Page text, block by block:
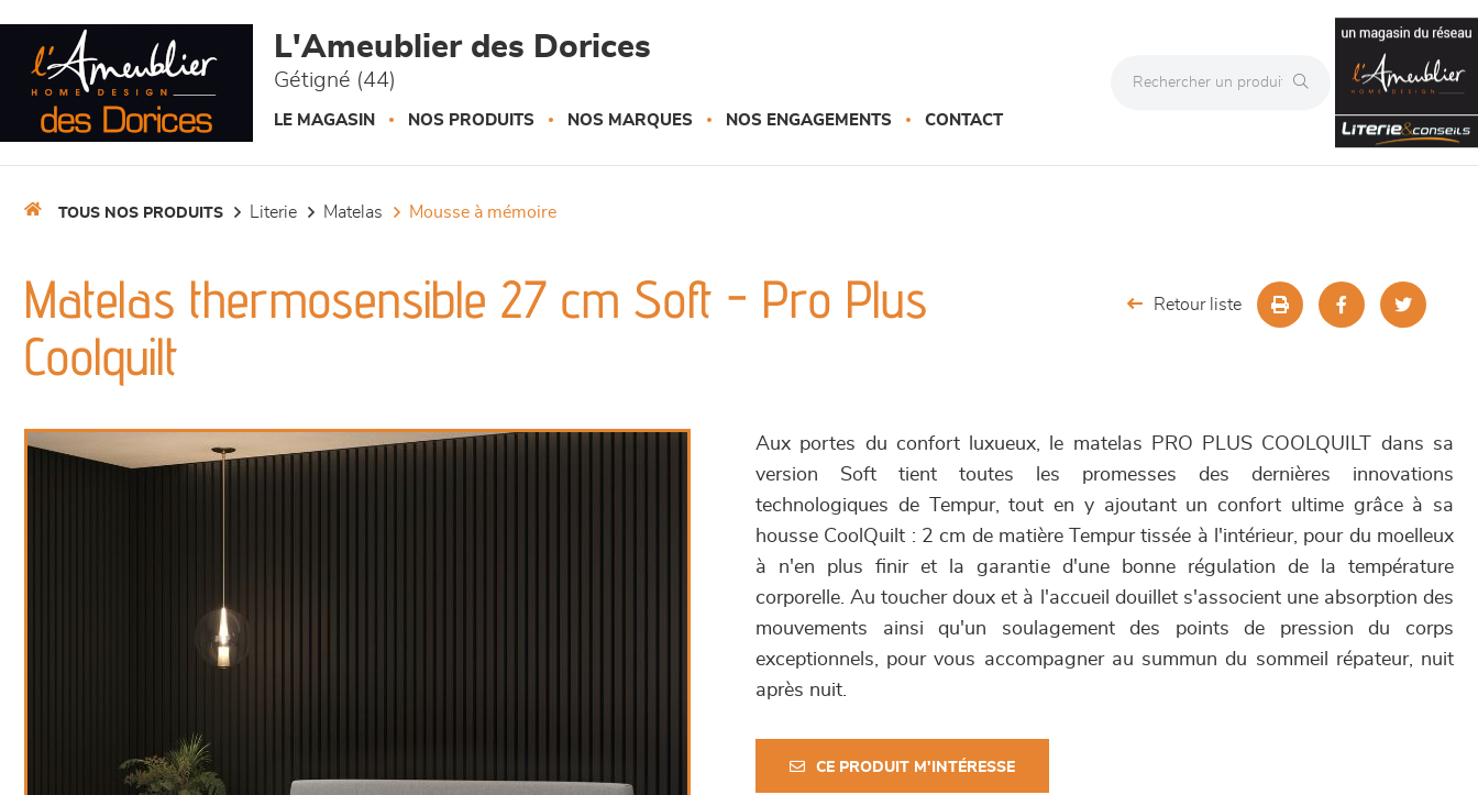
L'Ameublier des Dorices
Gétigné (44)
LE MAGASIN NOS PRODUITS NOS MARQUES NOS ENGAGEMENTS CONTACT
TOUS NOS PRODUITS literie matelas mousse à mémoire
Matelas thermosensible 27 cm Soft - Pro Plus
Coolquilt
Retour liste
Aux portes du confort luxueux, le matelas PRO PLUS COOLQUILT dans sa
version Soft tient toutes les promesses des dernières innovations
technologiques de Tempur, tout en y ajoutant un confort ultime grâce à sa
housse CoolQuilt : 2 cm de matière Tempur tissée à l'intérieur, pour du moelleux
à n'en plus finir et la garantie d'une bonne régulation de la température
corporelle. Au toucher doux et à l'accueil douillet s'associent une absorption des
mouvements ainsi qu'un soulagement des points de pression du corps
exceptionnels, pour vous accompagner au summun du sommeil répateur, nuit
après nuit.
CE PRODUIT M'INTÉRESSE